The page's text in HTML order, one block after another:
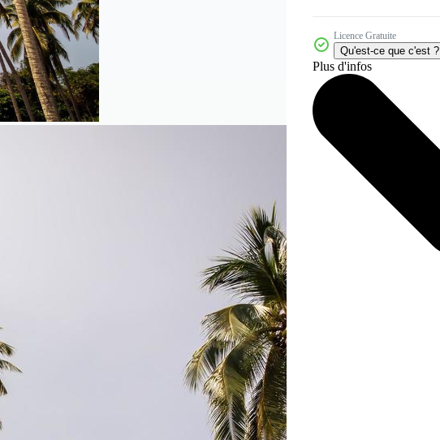
Licence Gratuite
Qu'est-ce que c'est ?
Plus d'infos